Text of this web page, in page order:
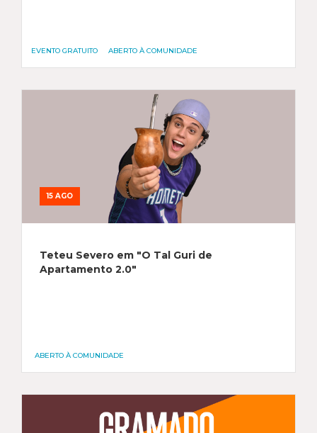
EVENTO GRATUITO ABERTO À COMUNIDADE
15 AGO
Teteu Severo em "O Tal Guri de
Apartamento 2.0"
ABERTO À COMUNIDADE